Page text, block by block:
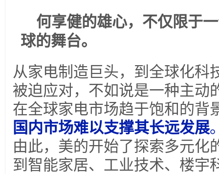
何享健的雄心，不仅限于
球的舞台。
从家电制造巨头，到全球化科
被迫应对，不如说是一种主动
在全球家电市场趋于饱和的背
国内市场难以支撑其长远发展
由此，美的开始了探索多元化
到智能家居、工业技术、楼宇